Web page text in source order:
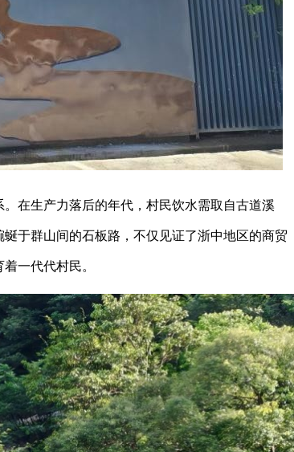
在生产力落后的年代，村民饮水需取自古道溪
于群山间的石板路，不仅见证了浙中地区的商贸
一代代村民。